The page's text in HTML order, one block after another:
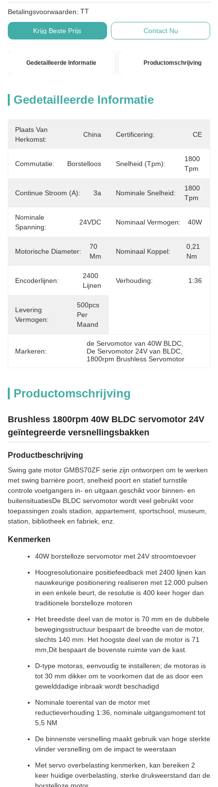
Betalingsvoorwaarden: TT
Krijg Beste Prijs Contact Nu
Gedetailleerde Informatie Productomschrijving
Gedetailleerde Informatie
Plaats Van
Herkomst:
China Certificering: CE
Commutatie: Borstelloos Snelheid (tpm):
1800
Tpm
Continue Stroom (A): 3a Nominale Snelheid:
1800
Tpm
Nominale
Spanning:
24VDC Nominaal Vermogen: 40W
Motorische Diameter:
70
Mm
Nominaal Koppel:
0,21
Nm
Encoderlijnen:
2400
Lijnen
Verhouding: 1:36
Levering
Vermogen:
500pcs
Per
Maand
Markeren:
de Servomotor van 40W BLDC
De Servomotor 24V van BLDC
1800rpm Brushless Servomotor
Productomschrijving
Brushless 1800rpm 40W BLDC servomotor 24V
geïntegreerde versnellingsbakken
Productbeschrijving
Swing gate motor GMBS70ZF serie zijn ontworpen om te werken
met swing barrière poort, snelheid poort en statief turnstile
controle voetgangers in- en uitgaan.geschikt voor binnen- en
buitensituatiesDe BLDC servomotor wordt veel gebruikt voor
toepassingen zoals stadion, appartement, sportschool, museum,
station, bibliotheek en fabriek, enz.
Kenmerken
40W borstelloze servomotor met 24V stroomtoevoer
Hoogresolutionaire positiefeedback met 2400 lijnen kan
nauwkeurige positionering realiseren met 12.000 pulsen
in een enkele beurt, de resolutie is 400 keer hoger dan
traditionele borstelloze motoren
Het breedste deel van de motor is 70 mm en de dubbele
bewegingsstructuur bespaart de breedte van de motor,
slechts 140 mm. Het hoogste deel van de motor is 71
mm,Dit bespaart de bovenste ruimte van de kast.
D-type motoras, eenvoudig te installeren; de motoras is
tot 30 mm dikker om te voorkomen dat de as door een
gewelddadige inbraak wordt beschadigd
Nominale toerental van de motor met
reductieverhouding 1:36, nominale uitgangsmoment tot
5,5 NM
De binnenste versnelling maakt gebruik van hoge sterkte
vlinder versnelling om de impact te weerstaan
Met servo overbelasting kenmerken, kan bereiken 2
keer huidige overbelasting, sterke drukweerstand dan de